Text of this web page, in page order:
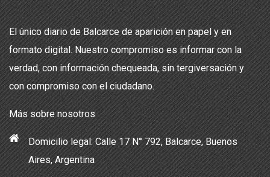
El único diario de Balcarce de aparición en papel y en
formato digital. Nuestro compromiso es informar con la
verdad, con información chequeada, sin tergiversación y
con compromiso con el ciudadano.
Más sobre nosotros
Domicilio legal: Calle 17 N° 792, Balcarce, Buenos
Aires, Argentina